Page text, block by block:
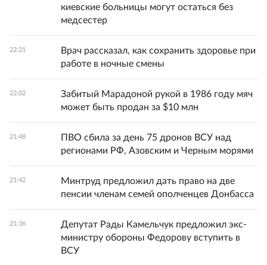
киевские больницы могут остаться без
медсестер
22:21
Врач рассказал, как сохранить здоровье при
работе в ночные смены
22:02
Забитый Марадоной рукой в 1986 году мяч
может быть продан за $10 млн
21:48
ПВО сбила за день 75 дронов ВСУ над
регионами РФ, Азовским и Черным морями
21:42
Минтруд предложил дать право на две
пенсии членам семей ополченцев Донбасса
21:36
Депутат Рады Камельчук предложил экс-
министру обороны Федорову вступить в
ВСУ